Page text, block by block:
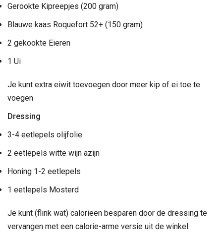
Gerookte Kipreepjes (200 gram)
Blauwe kaas Roquefort 52+ (150 gram)
2 gekookte Eieren
1 Ui
Je kunt extra eiwit toevoegen door meer kip of ei toe te
voegen
Dressing
3-4 eetlepels olijfolie
2 eetlepels witte wijn azijn
Honing 1-2 eetlepels
1 eetlepels Mosterd
Je kunt (flink wat) calorieën besparen door de dressing te
vervangen met een calorie-arme versie uit de winkel.